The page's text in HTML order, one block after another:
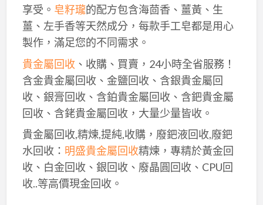
享受。 皂籽瓏的配方包含海茴香、薑黃、生
薑、左手香等天然成分，每款手工皂都是用心
製作，滿足您的不同需求。
貴金屬回收、收購、買賣，24小時全省服務！
含金貴金屬回收、金鹽回收、含銀貴金屬回
收、銀膏回收、含鉑貴金屬回收、含鈀貴金屬
回收、含銠貴金屬回收，大量少量皆收。
貴金屬回收,精煉,提純,收購，廢鈀液回收,廢鈀
水回收： 明盛貴金屬回收精煉，專精於黃金回
收、白金回收、銀回收、廢晶圓回收、CPU回
收..等高價現金回收。